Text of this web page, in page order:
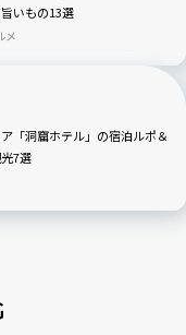
いもの13選
メ
「洞窟ホテル」の宿泊ルポ＆
7選